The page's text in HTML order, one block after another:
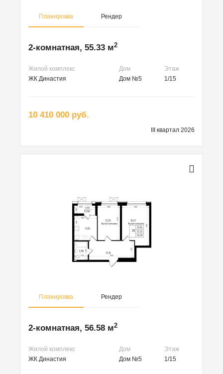
Планировка Рендер
2-комнатная, 55.33 м2
Жилой комплекс Дом
Этаж
ЖК Династия
Дом №5 1/15
10 410 000 руб.
III квартал 2026
Планировка Рендер
2-комнатная, 56.58 м2
Жилой комплекс Дом
Этаж
ЖК Династия
Дом №5 1/15